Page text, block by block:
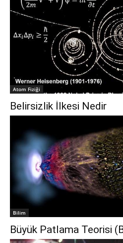
Atom Fiziği
Belirsizlik İlkesi Nedir
Bilim
Büyük Patlama Teorisi